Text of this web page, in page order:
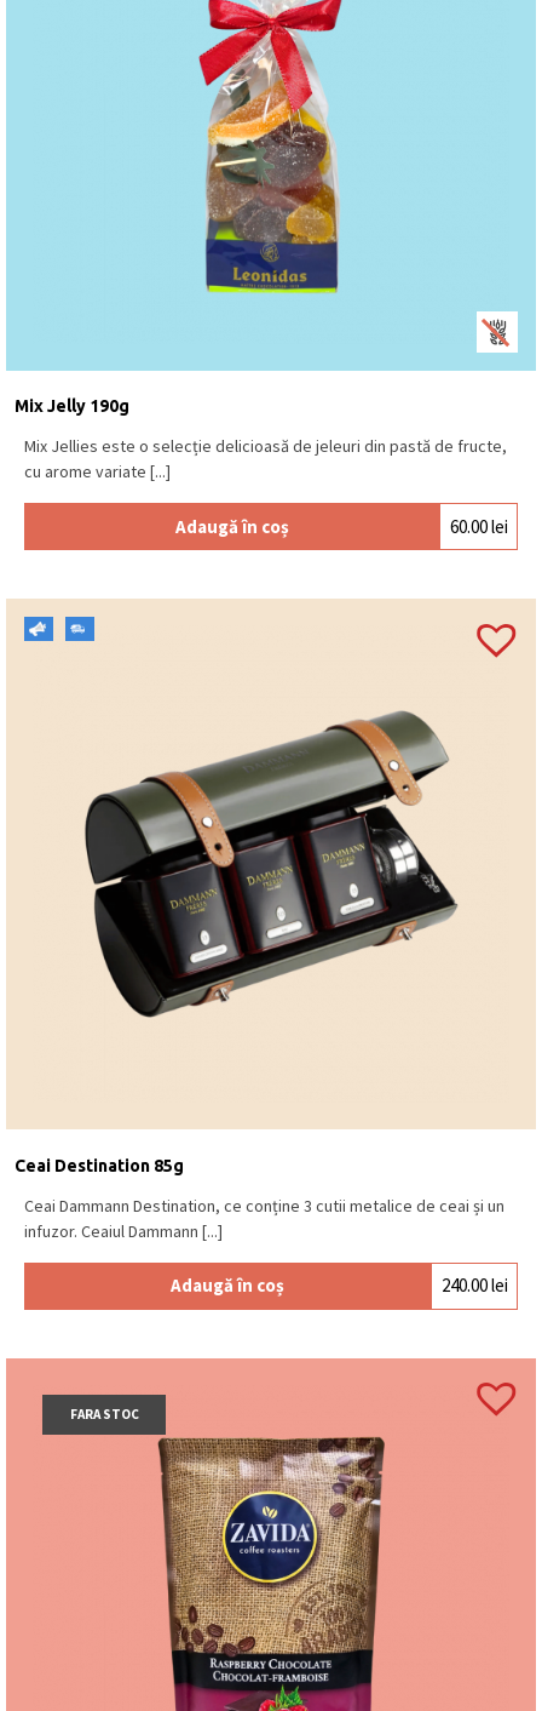
Mix Jelly 190g
Mix Jellies este o selecție delicioasă de jeleuri din pastă de fructe,
cu arome variate [...]
Adaugă în coș 60.00lei
Ceai Destination 85g
Ceai Dammann Destination, ce conține 3 cutii metalice de ceai și un
infuzor. Ceaiul Dammann [...]
Adaugă în coș 240.00lei
FARA STOC